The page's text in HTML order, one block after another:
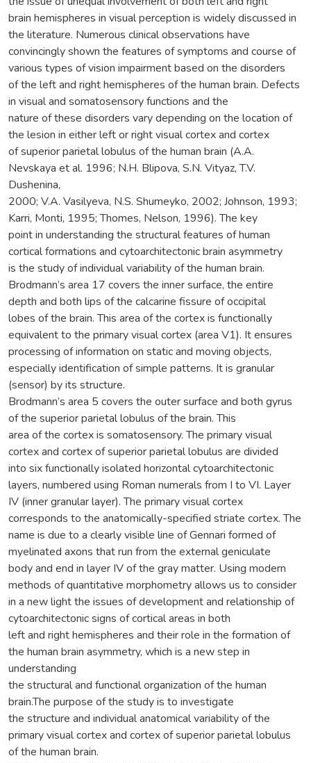
brain hemispheres in visual perception is widely discussed in
the literature. Numerous clinical observations have
convincingly shown the features of symptoms and course of
various types of vision impairment based on the disorders
of the left and right hemispheres of the human brain. Defects
in visual and somatosensory functions and the
nature of these disorders vary depending on the location of
the lesion in either left or right visual cortex and cortex
of superior parietal lobulus of the human brain (A.A.
Nevskaya et al. 1996; N.H. Blipova, S.N. Vityaz, T.V.
Dushenina,
2000; V.A. Vasilyeva, N.S. Shumeyko, 2002; Johnson, 1993;
Karri, Monti, 1995; Thomes, Nelson, 1996). The key
point in understanding the structural features of human
cortical formations and cytoarchitectonic brain asymmetry
is the study of individual variability of the human brain.
Brodmann’s area 17 covers the inner surface, the entire
depth and both lips of the calcarine fissure of occipital
lobes of the brain. This area of the cortex is functionally
equivalent to the primary visual cortex (area V1). It ensures
processing of information on static and moving objects,
especially identification of simple patterns. It is granular
(sensor) by its structure.
Brodmann’s area 5 covers the outer surface and both gyrus
of the superior parietal lobulus of the brain. This
area of the cortex is somatosensory. The primary visual
cortex and cortex of superior parietal lobulus are divided
into six functionally isolated horizontal cytoarchitectonic
layers, numbered using Roman numerals from I to VI. Layer
IV (inner granular layer). The primary visual cortex
corresponds to the anatomically-specified striate cortex. The
name is due to a clearly visible line of Gennari formed of
myelinated axons that run from the external geniculate
body and end in layer IV of the gray matter. Using modern
methods of quantitative morphometry allows us to consider
in a new light the issues of development and relationship of
cytoarchitectonic signs of cortical areas in both
left and right hemispheres and their role in the formation of
the human brain asymmetry, which is a new step in
understanding
the structural and functional organization of the human
brain.The purpose of the study is to investigate
the structure and individual anatomical variability of the
primary visual cortex and cortex of superior parietal lobulus
of the human brain.